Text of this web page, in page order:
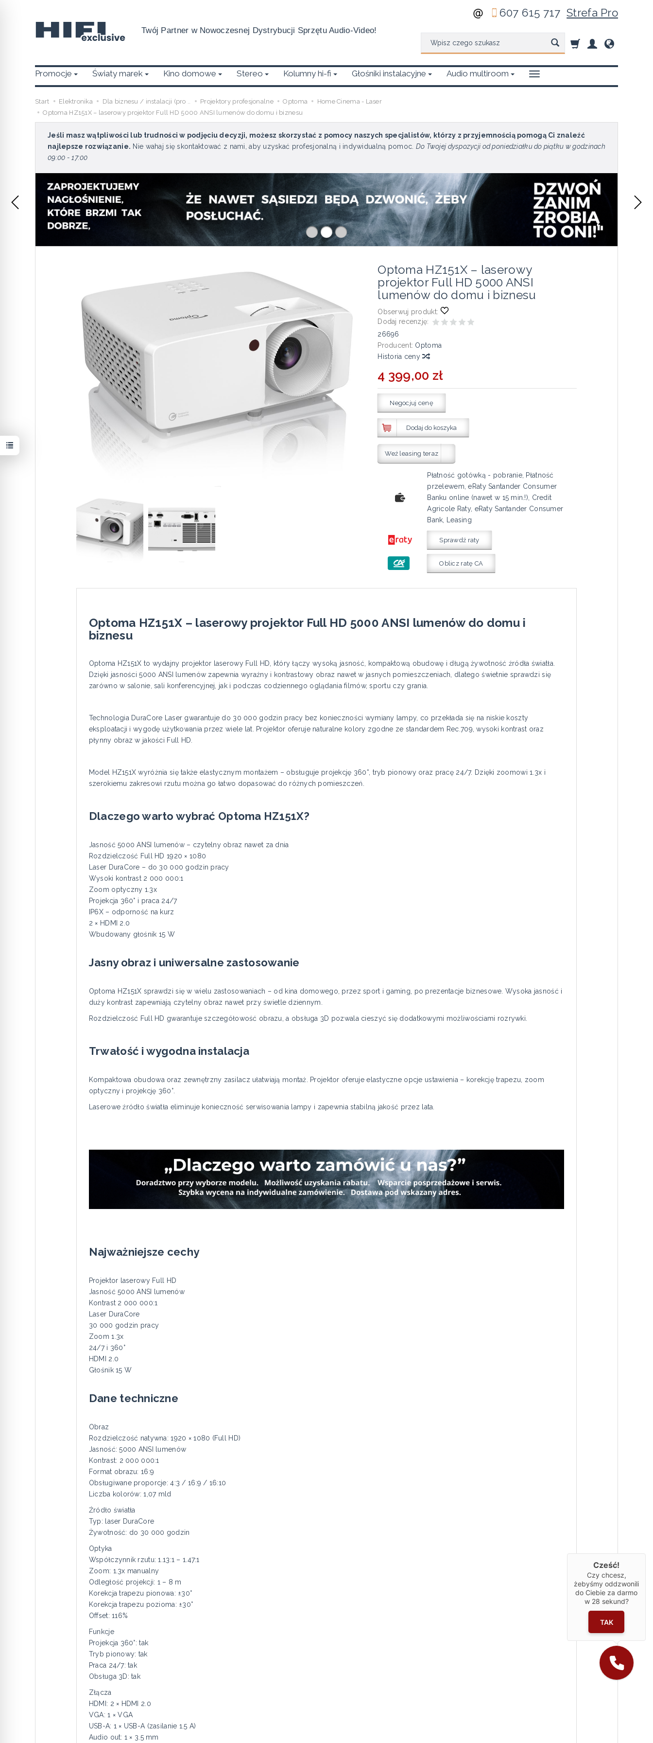
Twój Partner w Nowoczesnej Dystrybucji Sprzętu Audio-Video!
607 615 717Strefa Pro
Promocje Światy marek Kino domowe Stereo Kolumny hi-fi Głośniki instalacyjne Audio multiroom
Start Elektronika Dla biznesu / instalacji (pro .. Projektory profesjonalne Optoma
Home Cinema - Laser
Optoma HZ151X – laserowy projektor Full HD 5000 ANSI lumenów do domu i biznesu
Jeśli masz wątpliwości lub trudności w podjęciu decyzji, możesz skorzystać z pomocy naszych specjalistów, którzy z przyjemnością pomogą Ci znaleźć
najlepsze rozwiązanie. Nie wahaj się skontaktować z nami, aby uzyskać profesjonalną i indywidualną pomoc. Do Twojej dyspozycji od poniedziałku do piątku w godzinach
09:00 - 17:00
Optoma HZ151X – laserowy
projektor Full HD 5000 ANSI
lumenów do domu i biznesu
Obserwuj produkt:
Dodaj recenzję:
26696
Producent: Optoma
Historia ceny
4 399,00 zł
Negocjuj cenę
Dodaj do koszyka
Weź leasing teraz
Płatność gotówką - pobranie, Płatność
przelewem, eRaty Santander Consumer
Banku online (nawet w 15 min.!), Credit
Agricole Raty, eRaty Santander Consumer
Bank, Leasing
Sprawdź raty
Oblicz ratę CA
Optoma HZ151X – laserowy projektor Full HD 5000 ANSI lumenów do domu i
biznesu
Optoma HZ151X to wydajny projektor laserowy Full HD, który łączy wysoką jasność, kompaktową obudowę i długą żywotność źródła światła.
Dzięki jasności 5000 ANSI lumenów zapewnia wyraźny i kontrastowy obraz nawet w jasnych pomieszczeniach, dlatego świetnie sprawdzi się
zarówno w salonie, sali konferencyjnej, jak i podczas codziennego oglądania filmów, sportu czy grania.
Technologia DuraCore Laser gwarantuje do 30 000 godzin pracy bez konieczności wymiany lampy, co przekłada się na niskie koszty
eksploatacji i wygodę użytkowania przez wiele lat. Projektor oferuje naturalne kolory zgodne ze standardem Rec.709, wysoki kontrast oraz
płynny obraz w jakości Full HD.
Model HZ151X wyróżnia się także elastycznym montażem – obsługuje projekcję 360°, tryb pionowy oraz pracę 24/7. Dzięki zoomowi 1.3x i
szerokiemu zakresowi rzutu można go łatwo dopasować do różnych pomieszczeń.
Dlaczego warto wybrać Optoma HZ151X?
Jasność 5000 ANSI lumenów – czytelny obraz nawet za dnia
Rozdzielczość Full HD 1920 × 1080
Laser DuraCore – do 30 000 godzin pracy
Wysoki kontrast 2 000 000:1
Zoom optyczny 1.3x
Projekcja 360° i praca 24/7
IP6X – odporność na kurz
2 × HDMI 2.0
Wbudowany głośnik 15 W
Jasny obraz i uniwersalne zastosowanie
Optoma HZ151X sprawdzi się w wielu zastosowaniach – od kina domowego, przez sport i gaming, po prezentacje biznesowe. Wysoka jasność i
duży kontrast zapewniają czytelny obraz nawet przy świetle dziennym.
Rozdzielczość Full HD gwarantuje szczegółowość obrazu, a obsługa 3D pozwala cieszyć się dodatkowymi możliwościami rozrywki.
Trwałość i wygodna instalacja
Kompaktowa obudowa oraz zewnętrzny zasilacz ułatwiają montaż. Projektor oferuje elastyczne opcje ustawienia – korekcję trapezu, zoom
optyczny i projekcję 360°.
Laserowe źródło światła eliminuje konieczność serwisowania lampy i zapewnia stabilną jakość przez lata.
Najważniejsze cechy
Projektor laserowy Full HD
Jasność 5000 ANSI lumenów
Kontrast 2 000 000:1
Laser DuraCore
30 000 godzin pracy
Zoom 1.3x
24/7 i 360°
HDMI 2.0
Głośnik 15 W
Dane techniczne
Obraz
Rozdzielczość natywna: 1920 × 1080 (Full HD)
Jasność: 5000 ANSI lumenów
Kontrast: 2 000 000:1
Format obrazu: 16:9
Obsługiwane proporcje: 4:3 / 16:9 / 16:10
Liczba kolorów: 1,07 mld
Źródło światła
Typ: laser DuraCore
Żywotność: do 30 000 godzin
Optyka
Współczynnik rzutu: 1.13:1 – 1.47:1
Zoom: 1.3x manualny
Odległość projekcji: 1 – 8 m
Korekcja trapezu pionowa: ±30°
Korekcja trapezu pozioma: ±30°
Offset: 116%
Funkcje
Projekcja 360°: tak
Tryb pionowy: tak
Praca 24/7: tak
Obsługa 3D: tak
Złącza
HDMI: 2 × HDMI 2.0
VGA: 1 × VGA
USB-A: 1 × USB-A (zasilanie 1.5 A)
Audio out: 1 × 3.5 mm
Cześć!
Czy chcesz,
żebyśmy oddzwonili
do Ciebie za darmo
w 28 sekund?
TAK